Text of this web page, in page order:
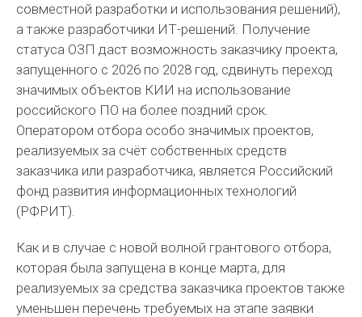
совместной разработки и использования решений),
а также разработчики ИТ-решений. Получение
статуса ОЗП даст возможность заказчику проекта,
запущенного с 2026 по 2028 год, сдвинуть переход
значимых объектов КИИ на использование
российского ПО на более поздний срок.
Оператором отбора особо значимых проектов,
реализуемых за счёт собственных средств
заказчика или разработчика, является Российский
фонд развития информационных технологий
(РФРИТ).
Как и в случае с новой волной грантового отбора,
которая была запущена в конце марта, для
реализуемых за средства заказчика проектов также
уменьшен перечень требуемых на этапе заявки